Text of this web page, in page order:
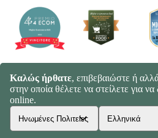
© 2026 Spaghetti e Mandolino SRL -
+39 351 865 9444 | P.I. IT04913730232
016.380-0110744.2026.001 | REA VR-
και Cookies|Sitemap